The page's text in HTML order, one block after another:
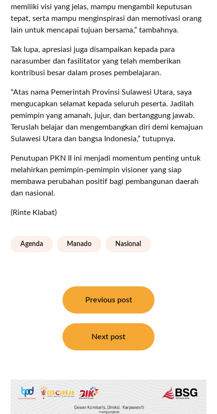
memiliki visi yang jelas, mampu mengambil keputusan
tepat, serta mampu menginspirasi dan memotivasi orang
lain untuk mencapai tujuan bersama,” tambahnya.
Tak lupa, apresiasi juga disampaikan kepada para
narasumber dan fasilitator yang telah memberikan
kontribusi besar dalam proses pembelajaran.
“Atas nama Pemerintah Provinsi Sulawesi Utara, saya
mengucapkan selamat kepada seluruh peserta. Jadilah
pemimpin yang amanah, jujur, dan bertanggung jawab.
Teruslah belajar dan mengembangkan diri demi kemajuan
Sulawesi Utara dan bangsa Indonesia,” tutupnya.
Penutupan PKN II ini menjadi momentum penting untuk
melahirkan pemimpin-pemimpin visioner yang siap
membawa perubahan positif bagi pembangunan daerah
dan nasional.
(Rinte Klabat)
Agenda Manado Nasional
Previous post
Next post